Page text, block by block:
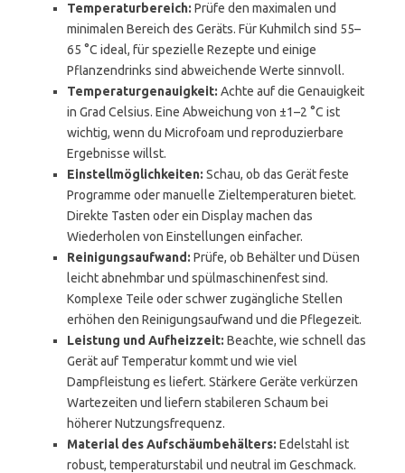
Temperaturbereich: Prüfe den maximalen und
minimalen Bereich des Geräts. Für Kuhmilch sind 55–
65 °C ideal, für spezielle Rezepte und einige
Pflanzendrinks sind abweichende Werte sinnvoll.
Temperaturgenauigkeit: Achte auf die Genauigkeit
in Grad Celsius. Eine Abweichung von ±1–2 °C ist
wichtig, wenn du Microfoam und reproduzierbare
Ergebnisse willst.
Einstellmöglichkeiten: Schau, ob das Gerät feste
Programme oder manuelle Zieltemperaturen bietet.
Direkte Tasten oder ein Display machen das
Wiederholen von Einstellungen einfacher.
Reinigungsaufwand: Prüfe, ob Behälter und Düsen
leicht abnehmbar und spülmaschinenfest sind.
Komplexe Teile oder schwer zugängliche Stellen
erhöhen den Reinigungsaufwand und die Pflegezeit.
Leistung und Aufheizzeit: Beachte, wie schnell das
Gerät auf Temperatur kommt und wie viel
Dampfleistung es liefert. Stärkere Geräte verkürzen
Wartezeiten und liefern stabileren Schaum bei
höherer Nutzungsfrequenz.
Material des Aufschäumbehälters: Edelstahl ist
robust, temperaturstabil und neutral im Geschmack.